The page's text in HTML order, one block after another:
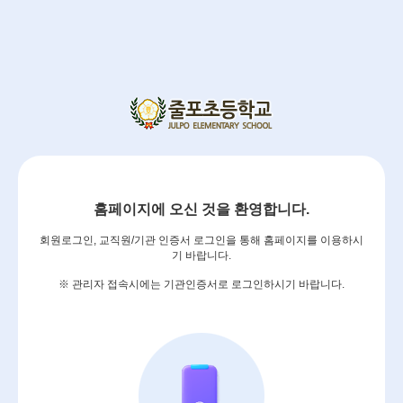
홈페이지에 오신 것을 환영합니다.
회원로그인, 교직원/기관 인증서 로그인을 통해 홈페이지를 이용하시
기 바랍니다.
※ 관리자 접속시에는 기관인증서로 로그인하시기 바랍니다.